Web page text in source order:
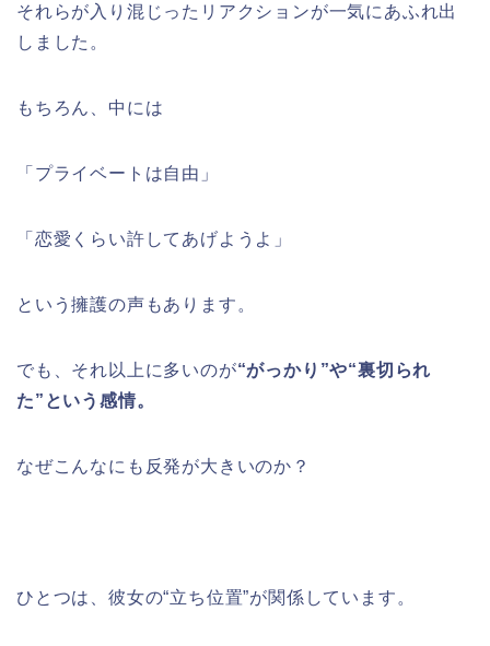
それらが入り混じったリアクションが一気にあふれ出
しました。
もちろん、中には
「プライベートは自由」
「恋愛くらい許してあげようよ」
という擁護の声もあります。
でも、それ以上に多いのが“がっかり”や“裏切られ
た”という感情。
なぜこんなにも反発が大きいのか？
ひとつは、彼女の“立ち位置”が関係しています。